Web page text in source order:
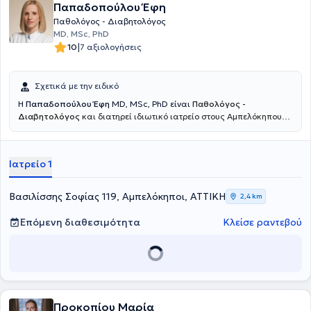
Παπαδοπούλου Έφη
Παθολόγος - Διαβητολόγος
MD, MSc, PhD
10|7 αξιολογήσεις
Σχετικά με την ειδικό
H Παπαδοπούλου Έφη MD, MSc, PhD είναι Παθολόγος -
Διαβητολόγος και διατηρεί ιδιωτικό ιατρείο στους Αμπελόκηπους.
κάτοχος Μεταπτυχιακού Διπλώματος Ειδίκευσης στον Σακχαρώδη
Σχολής του Εθνικού και Καποδιστριακού Πανεπιστημίου Αθηνών, με
τίτλο ιατρικής εξειδίκευσης στον Σακχαρώδη Διαβήτη.
Ολοκλήρωσε την ειδικότητά της στην Παθολογία στη Θεραπευτική
Κλινική του Πανεπιστημίου Αθηνών στο Γ.Ν.Α. «Αλεξάνδρα», ενώ
απέκτησε κλινική εκπαίδευση στον Σακχαρώδη Διαβήτη στο
Διαβητολογικό Ιατρείο της ίδιας Κλινικής. Σήμερα διατηρεί ιδιωτικό
Παθολόγος στη Ζ΄ Παθολογική Κλινική του Νοσοκομείου ΥΓΕΙΑ. Το
Διαβήτη και την Παχυσαρκία.
Ιατρείο 1
Βασιλίσσης Σοφίας 119, Αμπελόκηποι, ΑΤΤΙΚΗ 2,4 km
Επόμενη διαθεσιμότητα Κλείσε ραντεβού
Προκοπίου Μαρία